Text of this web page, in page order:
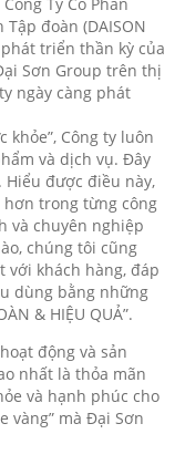
đoàn (DAISON
triển thần kỳ của
Sơn Group trên thị
ngày càng phát
khỏe”, Công ty luôn
và dịch vụ. Đây
được điều này,
hơn trong từng công
và chuyên nghiệp
chúng tôi cũng
với khách hàng, đáp
dùng bằng những
& HIỆU QUẢ”.
động và sản
nhất là thỏa mãn
và hạnh phúc cho
vàng” mà Đại Sơn